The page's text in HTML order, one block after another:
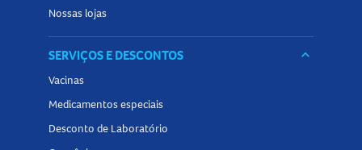
Nossas lojas
SERVIÇOS E DESCONTOS keyboard_arrow_down
Vacinas
Medicamentos especiais
Desconto de Laboratório